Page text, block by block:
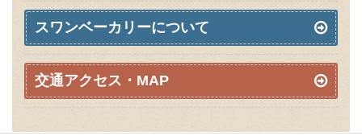
スワンベーカリーについて
交通アクセス・MAP